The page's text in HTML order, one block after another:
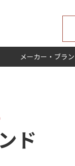
メーカー・ブラ
ド